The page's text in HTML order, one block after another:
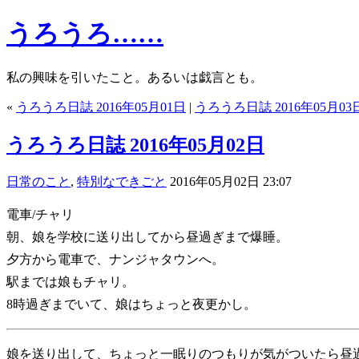
うろうろ……
私の興味を引いたこと。あるいは戯言とも。
« うろうろ日誌 2016年05月01日 | うろうろ日誌 2016年05月03
うろうろ日誌 2016年05月02日
日常のこと , 特別なできごと 2016年05月02日 23:07
電車/チャリ
朝、娘を学校に送り出してから昼過ぎまで爆睡。
夕方から電車で、ナンジャタウンへ。
駅までは娘もチャリ。
8時過ぎまでいて、娘はちょっと夜更かし。
娘を送り出して、ちょっと一眠りのつもりが気がついたら昼